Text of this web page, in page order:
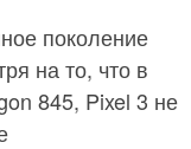
поколение
на то, что в
845, Pixel 3 не